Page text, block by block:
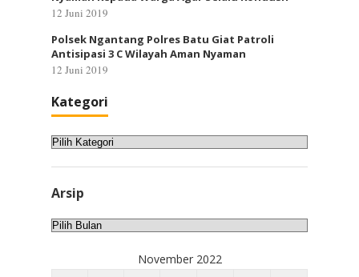
12 Juni 2019
Polsek Ngantang Polres Batu Giat Patroli
Antisipasi 3 C Wilayah Aman Nyaman
12 Juni 2019
Kategori
Kategori
Arsip
Arsip
November 2022